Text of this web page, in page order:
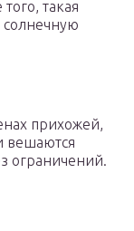
такая
прихожей,
вешаются
ограничений.